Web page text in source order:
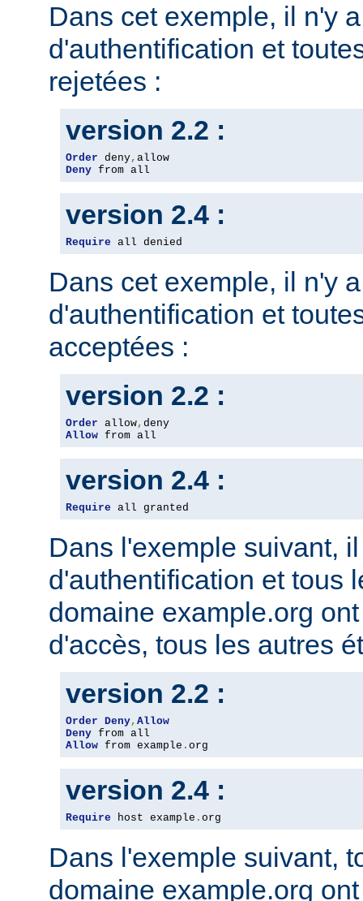
Dans cet exemple, il n'y
d'authentification et
rejetées :
version 2.2 :
Order deny,
Deny from all
version 2.4 :
Require all denied
Dans cet exemple, il n'y
d'authentification et
acceptées :
version 2.2 :
Order allow,
Allow from all
version 2.4 :
Require all granted
Dans l'exemple suivant,
d'authentification et tous
domaine example.org
d'accès, tous les autres
version 2.2 :
Order Deny, Allow
Deny
Allow from example . org
version 2.4 :
Require host example . org
Dans l'exemple suivant,
domaine example.org